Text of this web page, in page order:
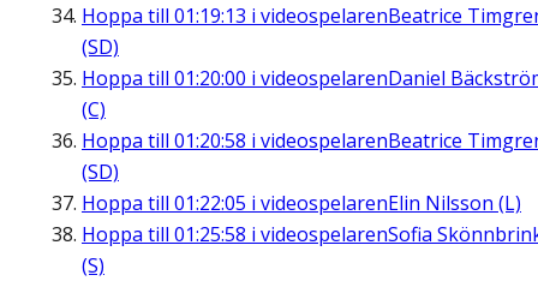
Hoppa till 01:19:13 i videospelarenBeatrice
(SD)
Hoppa till 01:20:00 i videospelarenDaniel
(C)
Hoppa till 01:20:58 i videospelarenBeatrice
(SD)
Hoppa till 01:22:05 i videospelarenElin Nilsson (L)
Hoppa till 01:25:58 i videospelarenSofia
(S)